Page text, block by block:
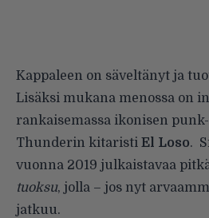
Kappaleen on säveltänyt ja
Lisäksi mukana menossa on
rankaisemassa ikonisen
Thunderin kitaristi El Loso.
vuonna 2019 julkaistavaa
tuoksu, jolla – jos nyt
jatkuu.